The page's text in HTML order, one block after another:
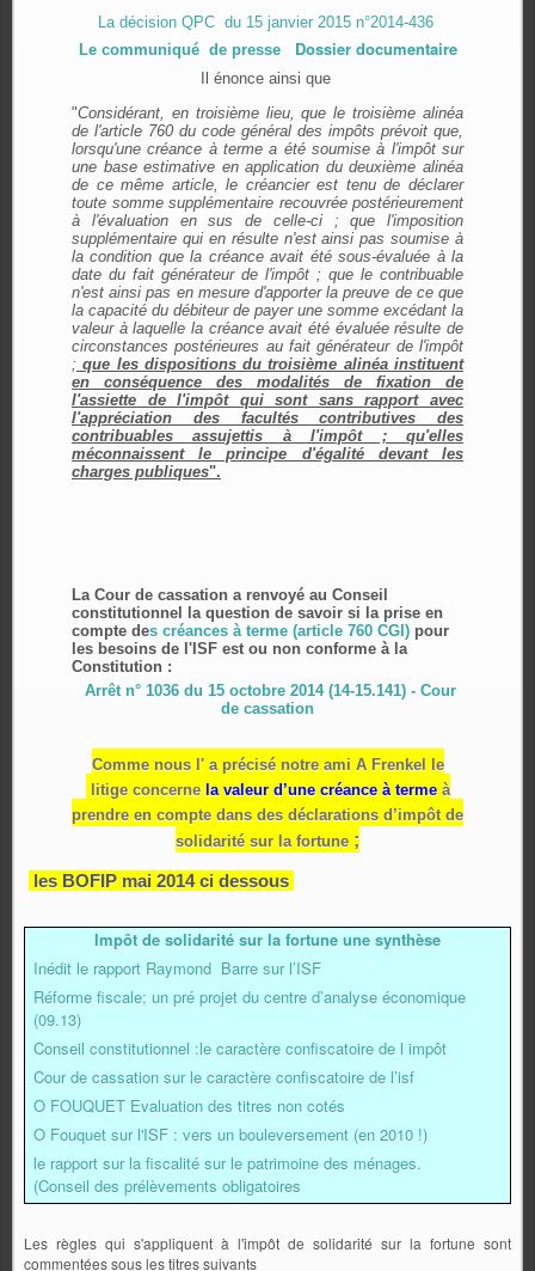
La décision QPC du 15 janvier 2015 n°2014-436
Le communiqué de presse
Dossier documentaire
Il énonce ainsi que
"Considérant, en troisième lieu, que le troisième alinéa
de l'article 760 du code général des impôts prévoit que,
lorsqu'une créance à terme a été soumise à l'impôt sur
une base estimative en application du deuxième alinéa
de ce même article, le créancier est tenu de déclarer
toute somme supplémentaire recouvrée postérieurement
à l'évaluation en sus de celle-ci ; que l'imposition
supplémentaire qui en résulte n'est ainsi pas soumise à
la condition que la créance avait été sous-évaluée à la
date du fait générateur de l'impôt ; que le contribuable
n'est ainsi pas en mesure d'apporter la preuve de ce que
la capacité du débiteur de payer une somme excédant la
valeur à laquelle la créance avait été évaluée résulte de
circonstances postérieures au fait générateur de l'impôt
; que les dispositions du troisième alinéa instituent
en conséquence des modalités de fixation de
l'assiette de l'impôt qui sont sans rapport avec
l'appréciation des facultés contributives des
contribuables assujettis à l'impôt ; qu'elles
méconnaissent le principe d'égalité devant les
charges publiques".
La Cour de cassation a renvoyé au Conseil
constitutionnel la question de savoir si la prise en
compte des créances à terme (article 760 CGI) pour
les besoins de l'ISF est ou non conforme à la
Constitution :
Arrêt n° 1036 du 15 octobre 2014 (14-15.141) - Cour
de cassation
Comme nous l' a précisé notre ami A Frenkel le
litige concerne la valeur d’une créance à termeà
prendre en compte dans des déclarations d’impôt de
solidarité sur la fortune ;
les BOFIP mai 2014 ci dessous
Impôt de solidarité sur la fortune une synthèse
Inédit le rapport Raymond Barre sur l’ISF
Réforme fiscale; un pré projet du centre d’analyse économique
(09.13)
Conseil constitutionnel :le caractère confiscatoire de l impôt
Cour de cassation sur le caractère confiscatoire de l’isf
O FOUQUET Evaluation des titres non cotés
O Fouquet sur l'ISF : vers un bouleversement (en 2010 !)
le rapport sur la fiscalité sur le patrimoine des ménages.
(Conseil des prélèvements obligatoires
Les règles qui s'appliquent à l'impôt de solidarité sur la fortune sont
commentées sous les titres suivants